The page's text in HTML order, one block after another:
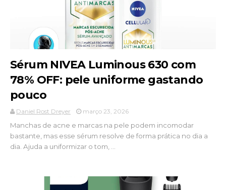
Sérum NIVEA Luminous 630 com
78% OFF: pele uniforme gastando
pouco
Daniel Rost Dreyer março 23, 2026
Manchas de acne e marcas na pele podem incomodar
bastante, mas esse sérum resolve de forma prática no dia a
dia. Ajuda a uniformizar o tom, ...